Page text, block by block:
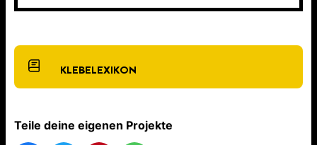
KLEBELEXIKON
Teile deine eigenen Projekte